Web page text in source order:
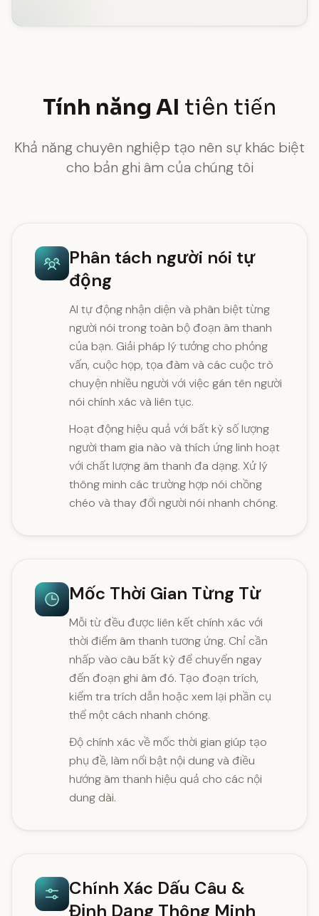
Tính năng AI tiên tiến
Khả năng chuyên nghiệp tạo nên sự khác biệt
cho bản ghi âm của chúng tôi
Phân tách người nói tự
động
AI tự động nhận diện và phân biệt từng
người nói trong toàn bộ đoạn âm thanh
của bạn. Giải pháp lý tưởng cho phỏng
vấn, cuộc họp, tọa đàm và các cuộc trò
chuyện nhiều người với việc gán tên người
nói chính xác và liên tục.
Hoạt động hiệu quả với bất kỳ số lượng
người tham gia nào và thích ứng linh hoạt
với chất lượng âm thanh đa dạng. Xử lý
thông minh các trường hợp nói chồng
chéo và thay đổi người nói nhanh chóng.
Mốc Thời Gian Từng Từ
Mỗi từ đều được liên kết chính xác với
thời điểm âm thanh tương ứng. Chỉ cần
nhấp vào câu bất kỳ để chuyển ngay
đến đoạn ghi âm đó. Tạo đoạn trích,
kiểm tra trích dẫn hoặc xem lại phần cụ
thể một cách nhanh chóng.
Độ chính xác về mốc thời gian giúp tạo
phụ đề, làm nổi bật nội dung và điều
hướng âm thanh hiệu quả cho các nội
dung dài.
Chính Xác Dấu Câu &
Định Dạng Thông Minh